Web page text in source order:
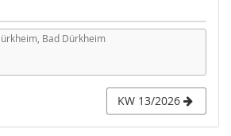
Bad Dürkheim
KW 13/2026